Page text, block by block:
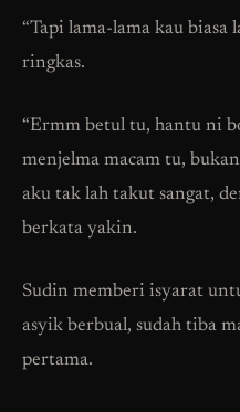
“Tapi lama-lama kau biasa
ringkas.
“Ermm betul tu, hantu ni
menjelma macam tu,
aku tak lah takut sangat,
berkata yakin.
Sudin memberi isyarat
asyik berbual, sudah tiba
pertama.